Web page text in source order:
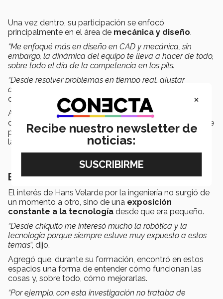
Una vez dentro, su participación se enfocó
principalmente en el área de mecánica y diseño.
“Me enfoqué más en diseño en CAD y mecánica, sin
embargo, la dinámica del equipo te lleva a hacer de todo,
sobre todo el día de la competencia en los pits.
“Desde resolver problemas en tiempo real, ajustar
componentes y
detalló.
Afirmó que tener la experiencia de construir un robot,
desde el
prototipado hasta el ensamblaje
, fue clave
para fortalecer su formación y consolidar su interés por
la ingeniería.
Busca innovar con investigación
El interés de Hans Velarde por la ingeniería no surgió de
un momento a otro, sino de una exposición
constante a la tecnología desde que era pequeño.
“Desde chiquito me interesó mucho la robótica y la
tecnología porque siempre estuve muy expuesto a estos
temas”, dijo.
Agregó que, durante su formación, encontró en estos
espacios una forma de entender cómo funcionan las
cosas y, sobre todo, cómo mejorarlas.
“Por ejemplo, con esta investigación no trataba de
×
Recibe nuestro newsletter de
noticias: